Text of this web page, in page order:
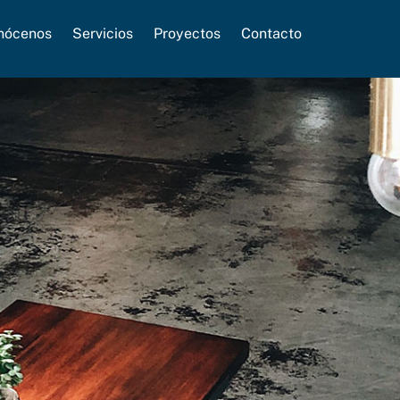
Servicios Proyectos Contacto